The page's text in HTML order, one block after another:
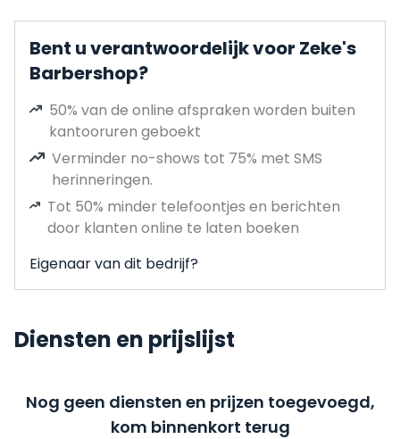
Bent u verantwoordelijk voor Zeke's
Barbershop?
50% van de online afspraken worden buiten
kantooruren geboekt
Verminder no-shows tot 75% met SMS
herinneringen.
Tot 50% minder telefoontjes en berichten
door klanten online te laten boeken
Eigenaar van dit bedrijf?
Diensten en prijslijst
Nog geen diensten en prijzen toegevoegd,
kom binnenkort terug